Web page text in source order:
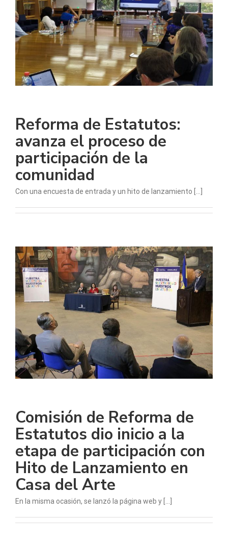
Reforma de Estatutos:
avanza el proceso de
participación de la
comunidad
Con una encuesta de entrada y un hito de lanzamiento [...]
Comisión de Reforma de
Estatutos dio inicio a la
etapa de participación con
Hito de Lanzamiento en
Casa del Arte
En la misma ocasión, se lanzó la página web y [...]